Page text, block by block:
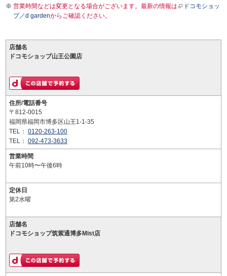
営業時間などは変更となる場合がございます。最新の情報は
ドコモショッ
プ／d gardenからご確認ください。
店舗名
ドコモショップ山王公園店
住所/電話番号
〒812-0015
福岡県福岡市博多区山王1-1-35
TEL： 0120-263-100
TEL： 092-473-3633
営業時間
午前10時〜午後6時
定休日
第2水曜
店舗名
ドコモショップ筑紫通博多Mist店